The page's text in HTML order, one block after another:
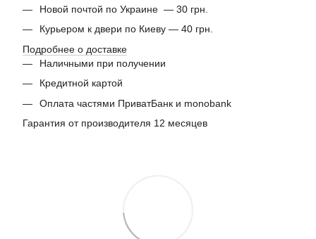
Новой почтой по Украине — 30 грн.
Курьером к двери по Киеву — 40 грн.
Подробнее о доставке
Наличными при получении
Кредитной картой
Оплата частями ПриватБанк и monobank
Гарантия от производителя 12 месяцев